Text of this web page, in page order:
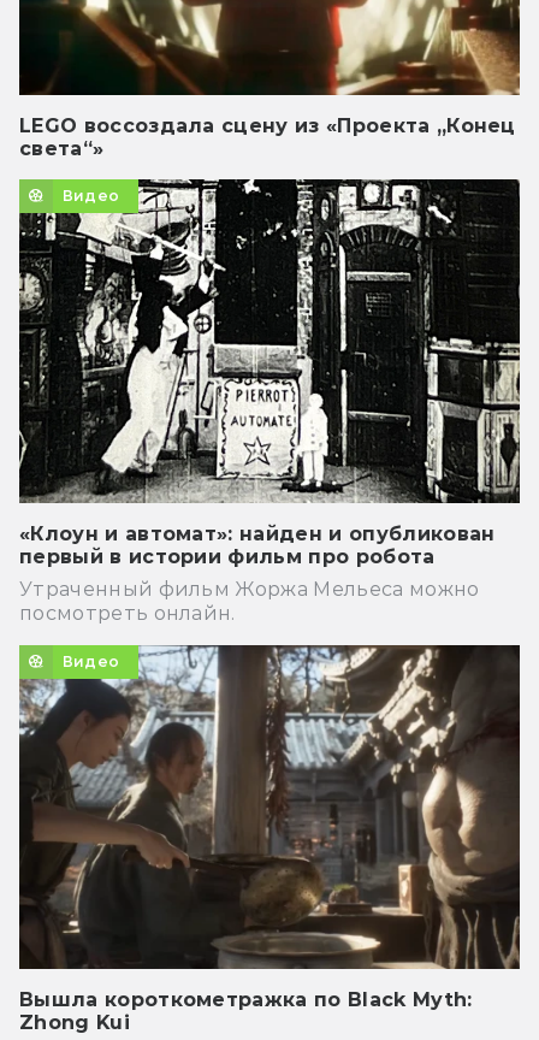
LEGO воссоздала сцену из «Проекта „Конец
света“»
Видео
«Клоун и автомат»: найден и опубликован
первый в истории фильм про робота
Утраченный фильм Жоржа Мельеса можно
посмотреть онлайн.
Видео
Вышла короткометражка по Black Myth:
Zhong Kui